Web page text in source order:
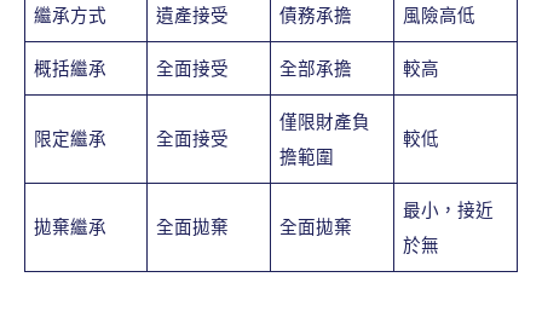
繼承方式 遺產接受 債務承擔 風險高低
概括繼承 全面接受 全部承擔 較高
限定繼承 全面接受
僅限財產負
擔範圍
較低
拋棄繼承 全面拋棄 全面拋棄
最小，接近
於無